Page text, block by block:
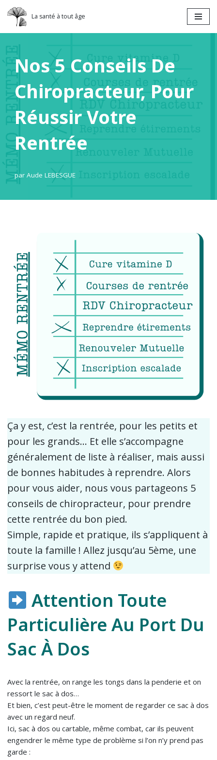
Aller
contenu
La santé à tout âge
Nos 5 Conseils De
Chiropracteur, Pour
Réussir Votre
Rentrée
par Aude LEBESGUE
Ça y est, c’est la rentrée, pour les petits et
pour les grands… Et elle s’accompagne
généralement de liste à réaliser, mais aussi
de bonnes habitudes à reprendre. Alors
pour vous aider, nous vous partageons 5
conseils de chiropracteur, pour prendre
cette rentrée du bon pied.
Simple, rapide et pratique, ils s’appliquent à
toute la famille ! Allez jusqu’au 5ème, une
surprise vous y attend
Attention Toute
Particulière Au Port Du
Sac À Dos
Avec la rentrée, on range les tongs dans la penderie et on
ressort le sac à dos…
Et bien, c’est peut-être le moment de regarder ce sac à dos
avec un regard neuf.
Ici, sac à dos ou cartable, même combat, car ils peuvent
engendrer le même type de problème si l’on n’y prend pas
garde :